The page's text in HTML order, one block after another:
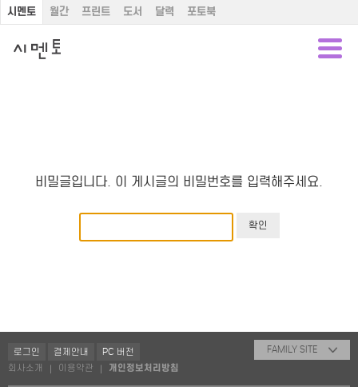
시멘토 월간 프린트 도서 달력 포토북
비밀글입니다. 이 게시글의 비밀번호를 입력해주세요.
로그인 결제안내
PC 버전
회사소개
이용약관 개인정보처리방침
FAMILY SITE